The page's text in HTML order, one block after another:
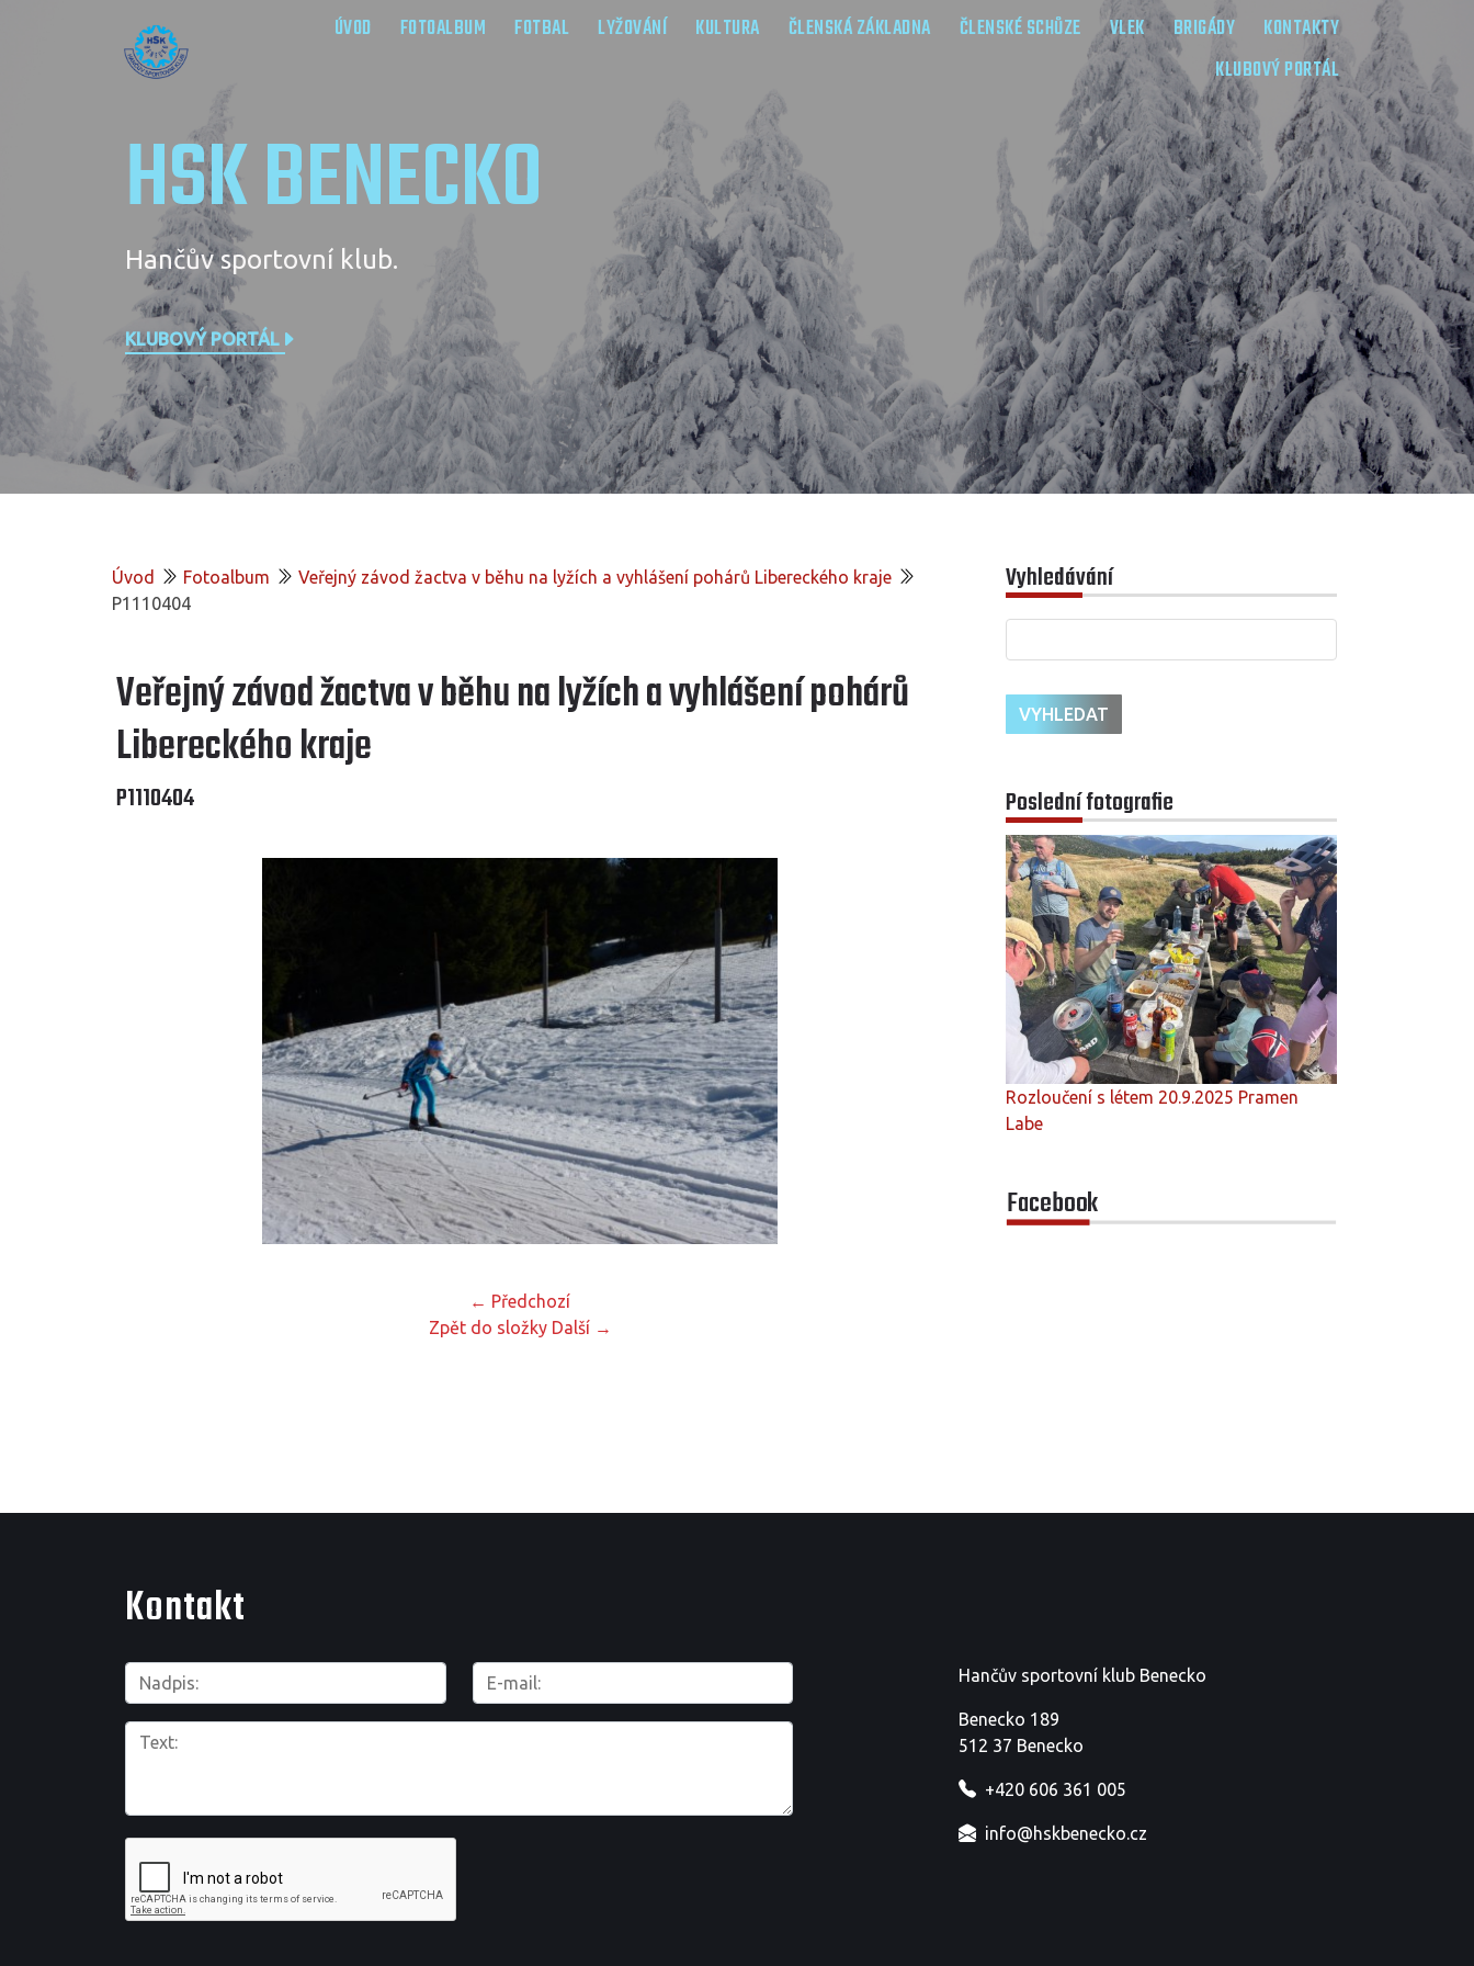
ÚVOD FOTOALBUM FOTBAL LYŽOVÁNÍ KULTURA ČLENSKÁ ZÁKLADNA ČLENSKÉ SCHŮZE VLEK BRIGÁDY
KONTAKTY
KLUBOVÝ PORTÁL
HSK BENECKO
Hančův sportovní klub.
KLUBOVÝ PORTÁL
Úvod Fotoalbum
Veřejný závod žactva v běhu na lyžích a vyhlášení pohárů Libereckého kraje
P1110404
Veřejný závod žactva v běhu na lyžích a vyhlášení pohárů
Libereckého kraje
P1110404
← Předchozí
Zpět do složky Další →
Vyhledávání
Poslední fotografie
Rozloučení s létem 20.9.2025 Pramen
Labe
Facebook
Kontakt
Hančův sportovní klub Benecko
Benecko 189
512 37 Benecko
+420 606 361 005
info@hskbenecko.cz